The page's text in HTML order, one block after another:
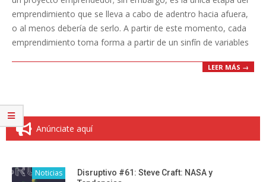
emprendimiento que se lleva a cabo de adentro hacia afuera,
o al menos debería de serlo. A partir de este momento, cada
emprendimiento toma forma a partir de un sinfín de variables
LEER MÁS →
Anúnciate aquí
Noticias
Disruptivo #61: Steve Craft: NASA y